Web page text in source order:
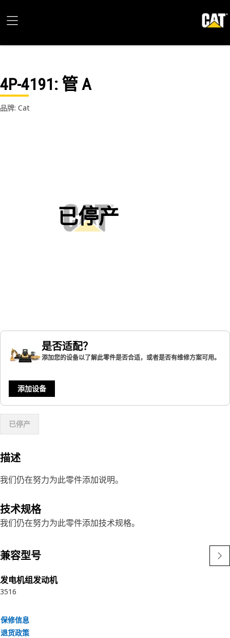
4P-4191: 管 A
品牌: Cat
已停产
是否适配？
添加您的设备以了解此零件是否合适，或者是否有维修方案可用。
添加设备
已停产
描述
我们仍在努力为此零件添加说明。
技术规格
我们仍在努力为此零件添加技术规格。
兼容型号
发电机组发动机
3516
保修信息
退货政策